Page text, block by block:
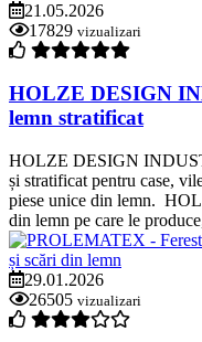
21.05.2026
17829 vizualizari
HOLZE DESIGN
lemn stratificat
HOLZE DESIGN
și stratificat pentru case,
piese unice din lemn.
din lemn pe care le
29.01.2026
26505 vizualizari